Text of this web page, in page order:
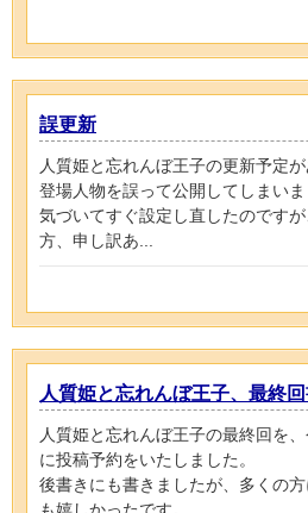
誤更新
人質姫と忘れんぼ王子の更新予定
登場人物を誤って公開してしまい
気づいてすぐ設定し直したのです
方、申し訳あ...
人質姫と忘れんぼ王子、最終
人質姫と忘れんぼ王子の最終回を
に投稿予約をいたしました。
後書きにも書きましたが、多くの
も嬉しかったです。